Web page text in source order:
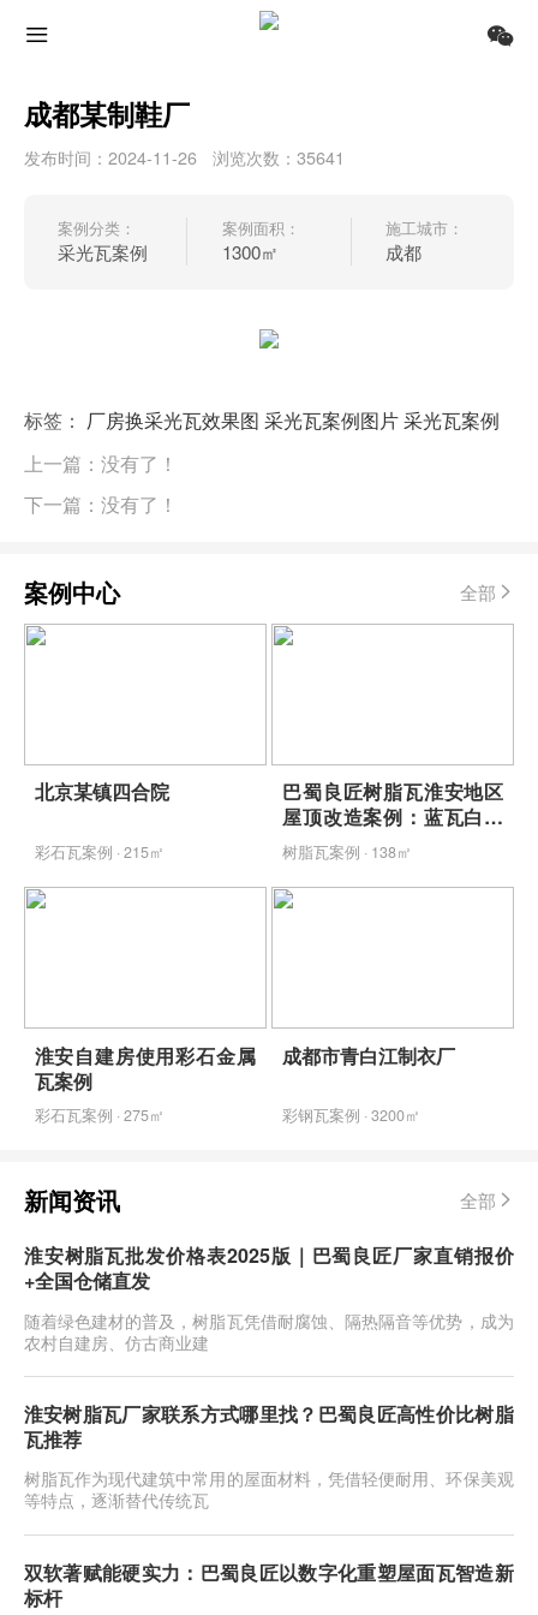
成都某制鞋厂
发布时间：2024-11-26 浏览次数：35641
案例分类：
采光瓦案例
案例面积：
1300㎡
施工城市：
成都
标签： 厂房换采光瓦效果图 采光瓦案例图片采光瓦案例
上一篇：没有了！
下一篇：没有了！
案例中心 全部
北京某镇四合院
彩石瓦案例 · 215㎡
巴蜀良匠树脂瓦淮安地区
屋顶改造案例：蓝瓦白墙
映青山，包工包料省心焕
新
树脂瓦案例 · 138㎡
淮安自建房使用彩石金属
瓦案例
彩石瓦案例 · 275㎡
成都市青白江制衣厂
彩钢瓦案例 · 3200㎡
新闻资讯 全部
淮安树脂瓦批发价格表2025版｜巴蜀良匠厂家直销报价
+全国仓储直发
随着绿色建材的普及，树脂瓦凭借耐腐蚀、隔热隔音等优势，成为
农村自建房、仿古商业建
淮安树脂瓦厂家联系方式哪里找？巴蜀良匠高性价比树脂
瓦推荐
树脂瓦作为现代建筑中常用的屋面材料，凭借轻便耐用、环保美观
等特点，逐渐替代传统瓦
双软著赋能硬实力：巴蜀良匠以数字化重塑屋面瓦智造新
标杆